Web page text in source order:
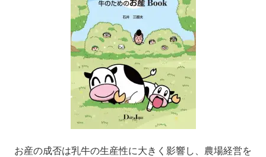
お産の成否は乳牛の生産性に大きく影響し、農場経営を